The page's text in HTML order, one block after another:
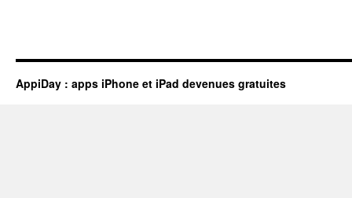
AppiDay : apps iPhone et iPad devenues gratuites